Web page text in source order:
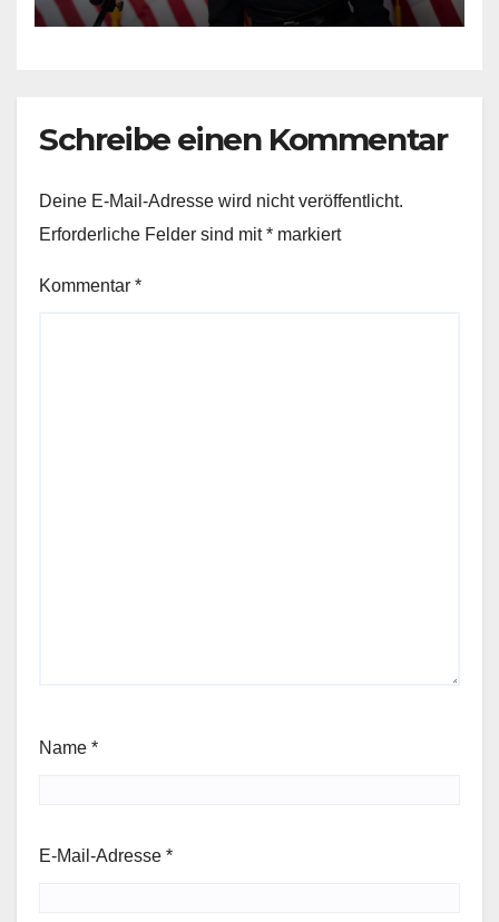
Schreibe einen Kommentar
Deine E-Mail-Adresse wird nicht veröffentlicht.
Erforderliche Felder sind mit* markiert
Kommentar *
Name *
E-Mail-Adresse *